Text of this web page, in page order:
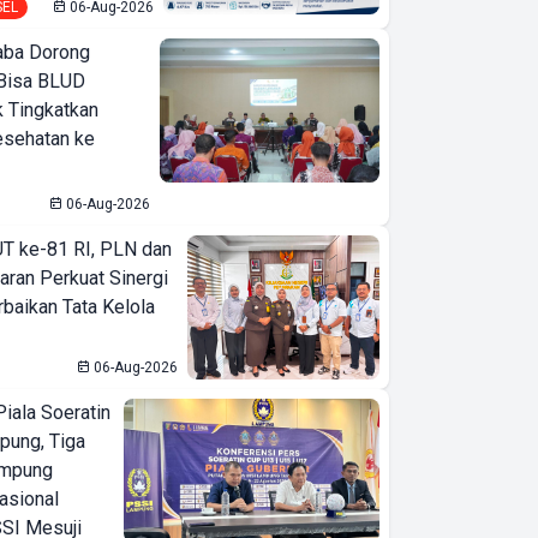
06-Aug-2026
Dorong
BLUD
Tingkatkan
ke
06-Aug-2026
ke-81 RI, PLN dan
Perkuat Sinergi
Tata Kelola
06-Aug-2026
Soeratin
Tiga
Mesuji